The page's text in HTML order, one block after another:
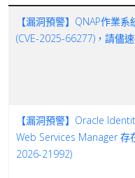
【漏洞預警】QNAP作業
(CVE-2025-66277)，請儘
【漏洞預警】Oracle
Web Services Manager 存
2026-21992)